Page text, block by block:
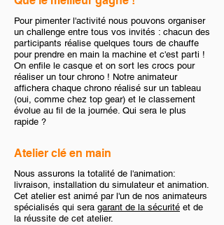
Pour pimenter l'activité nous pouvons organiser
un challenge entre tous vos invités : chacun des
participants réalise quelques tours de chauffe
pour prendre en main la machine et c'est parti !
On enfile le casque et on sort les crocs pour
réaliser un tour chrono ! Notre animateur
affichera chaque chrono réalisé sur un tableau
(oui, comme chez top gear) et le classement
évolue au fil de la journée. Qui sera le plus
rapide ?
Atelier clé en main
Nous assurons la totalité de l'animation:
livraison, installation du simulateur et animation.
Cet atelier est animé par l'un de nos animateurs
spécialisés qui sera garant de la sécurité et de
la réussite de cet atelier.